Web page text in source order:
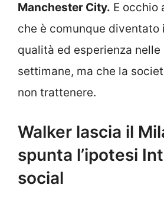
Manchester City. E occhio
che è comunque
qualità ed esperienza nelle
settimane, ma che la
non trattenere.
Walker lascia il
spunta l’ipotesi
social